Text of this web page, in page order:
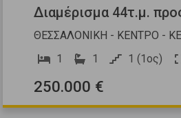
Διαμέρισμα 44τ.μ.
ΘΕΣΣΑΛΟΝΙΚΗ - ΚΕΝΤΡΟ -
1
1 1 (1ος)
250.000 €